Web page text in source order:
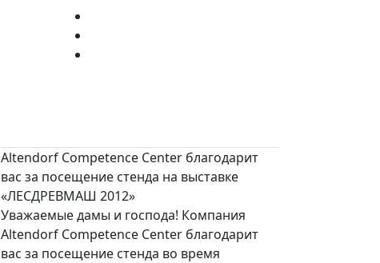
Altendorf Competence Center благодарит
вас за посещение стенда на выставке
«ЛЕСДРЕВМАШ 2012»
Уважаемые дамы и господа! Компания
Altendorf Competence Center благодарит
вас за посещение стенда во время